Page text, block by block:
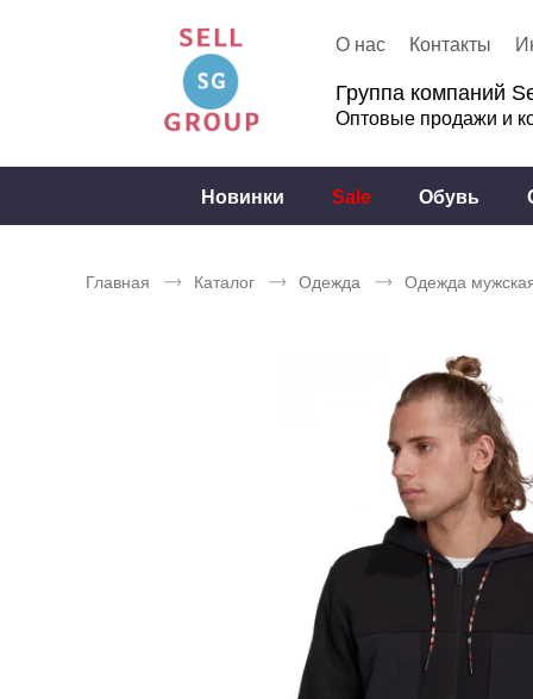
О нас Контакты
Группа компаний
Оптовые продажи и
Новинки Sale Обувь
Главная Каталог Одежда Одежда